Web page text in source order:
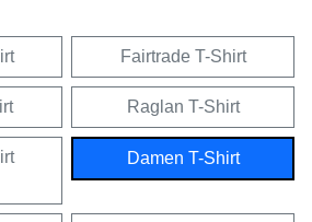
Fairtrade T-Shirt
Raglan T-Shirt
Damen T-Shirt